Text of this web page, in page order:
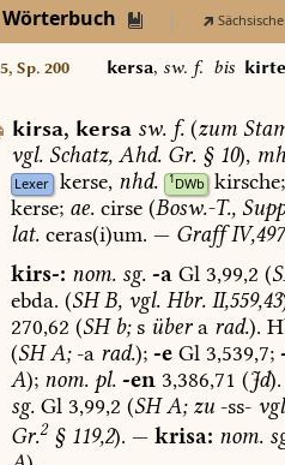
Sp. 200 kersa, sw. f. bis kirte
kirsa, kersa sw. f. (zum
vgl.Schatz,Ahd. Gr.§10),
Lexer kerse, nhd. 1DWb kirsche;
kerse; ae.cirse(Bosw.-T.,
lat.ceras(i)um. — Graff
kirs-: nom.sg. -aGl3,99,2 (
ebda. (SHB, vgl.Hbr.II,559,43
270,62 (SHb;s übera rad.).
(SHA;-a rad.); -eGl3,539,7;
A); nom.pl. -en3,386,71 (Jd).
sg.Gl3,99,2 (SHA;zu-ss-
Gr.2 §119,2). — krisa: nom.